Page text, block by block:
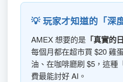
💡 玩家才知道的「深
AMEX 想要的是 「真實的
每個月都在超市買 $20 雞
油、在咖啡廳刷 $5，這種
費最能討好 AI。